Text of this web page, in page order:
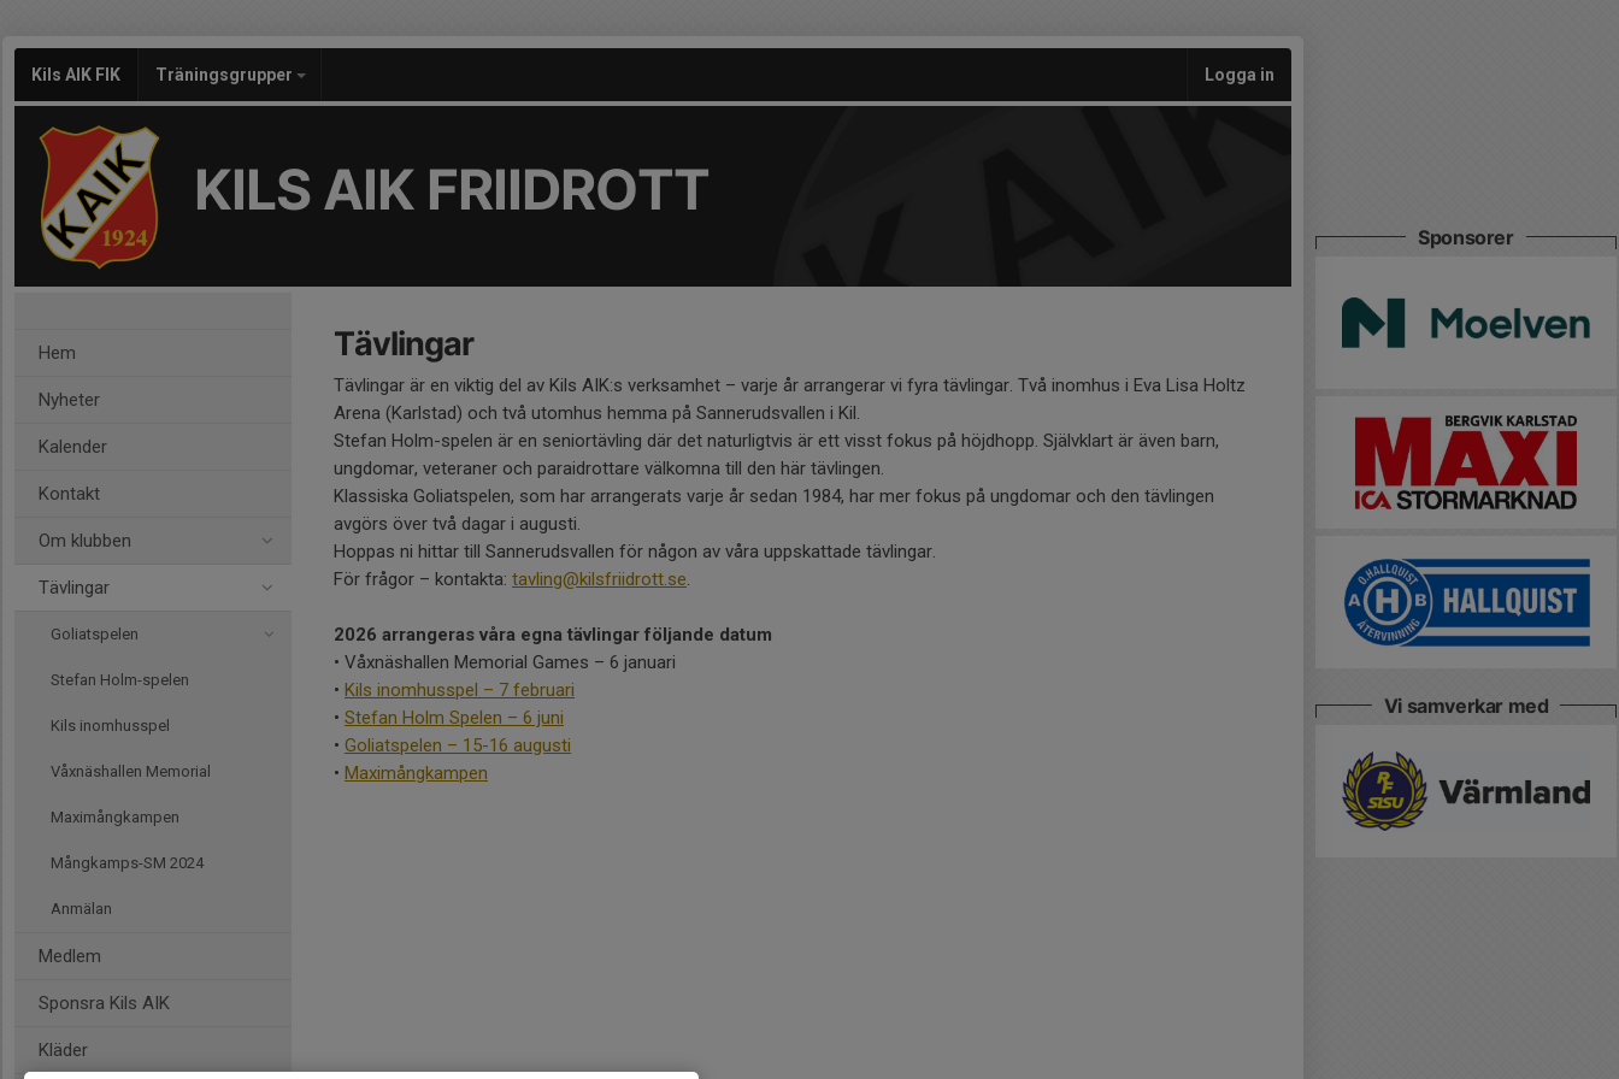
Kils AIK FIK Träningsgrupper Logga in
KILS AIK FRIIDROTT
Hem
Nyheter
Kalender
Kontakt
Om klubben
Tävlingar
Goliatspelen
Stefan Holm-spelen
Kils inomhusspel
Våxnäshallen Memorial
Maximångkampen
Mångkamps-SM 2024
Anmälan
Medlem
Sponsra Kils AIK
Kläder
Tävlingar
Tävlingar är en viktig del av Kils AIK:s verksamhet – varje år arrangerar vi fyra tävlingar. Två inomhus i Eva Lisa Holtz
Arena (Karlstad) och två utomhus hemma på Sannerudsvallen i Kil.
Stefan Holm-spelen är en seniortävling där det naturligtvis är ett visst fokus på höjdhopp. Självklart är även barn,
ungdomar, veteraner och paraidrottare välkomna till den här tävlingen.
Klassiska Goliatspelen, som har arrangerats varje år sedan 1984, har mer fokus på ungdomar och den tävlingen
avgörs över två dagar i augusti.
Hoppas ni hittar till Sannerudsvallen för någon av våra uppskattade tävlingar.
För frågor – kontakta: tavling@kilsfriidrott.se.
2026 arrangeras våra egna tävlingar följande datum
• Våxnäshallen Memorial Games – 6 januari
• Kils inomhusspel – 7 februari
• Stefan Holm Spelen – 6 juni
• Goliatspelen – 15-16 augusti
• Maximångkampen
Sponsorer
Vi samverkar med